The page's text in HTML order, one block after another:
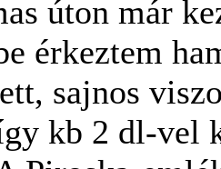
úton már
érkeztem
sajnos
kb 2 dl-vel